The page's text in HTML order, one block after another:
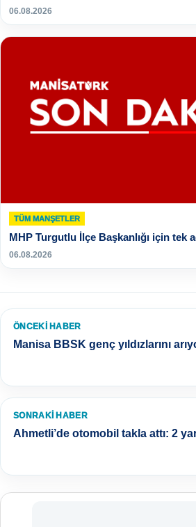
06.08.2026
TÜM MANŞETLER
MHP Turgutlu İlçe Başkanlığı için tek
06.08.2026
ÖNCEKI HABER
Manisa BBSK genç yıldızlarını
SONRAKI HABER
Ahmetli’de otomobil takla attı: 2